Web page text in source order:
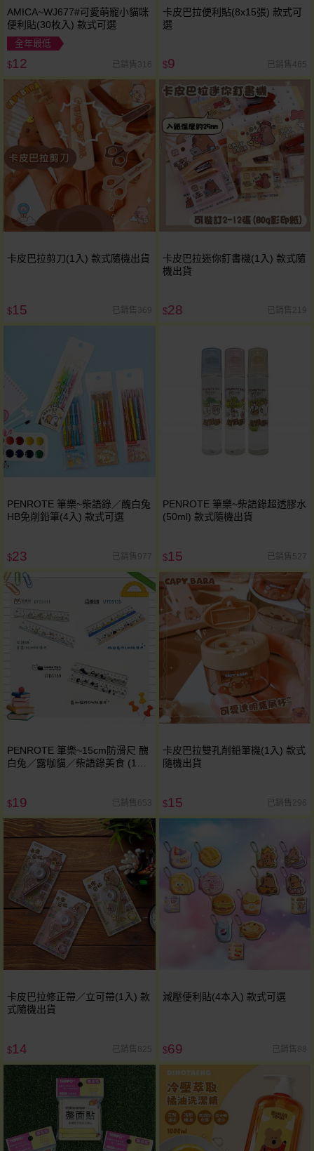
AMICA~WJ677#可愛萌寵小貓咪
便利貼(30枚入) 款式可選
全年最低
$12 已銷售316
卡皮巴拉便利貼(8x15張) 款式可
選
$9 已銷售465
卡皮巴拉剪刀(1入) 款式隨機出貨
$15 已銷售369
卡皮巴拉迷你釘書機(1入) 款式隨
機出貨
$28 已銷售219
PENROTE 筆樂~柴語錄／醜白兔
HB免削鉛筆(4入) 款式可選
$23 已銷售977
PENROTE 筆樂~柴語錄超透膠水
(50ml) 款式隨機出貨
$15 已銷售527
PENROTE 筆樂~15cm防滑尺 醜
白兔／露咖貓／柴語錄美食 (1入)
$19 已銷售653
卡皮巴拉雙孔削鉛筆機(1入) 款式
隨機出貨
$15 已銷售296
卡皮巴拉修正帶／立可帶(1入) 款
式隨機出貨
$14 已銷售825
減壓便利貼(4本入) 款式可選
$69 已銷售88